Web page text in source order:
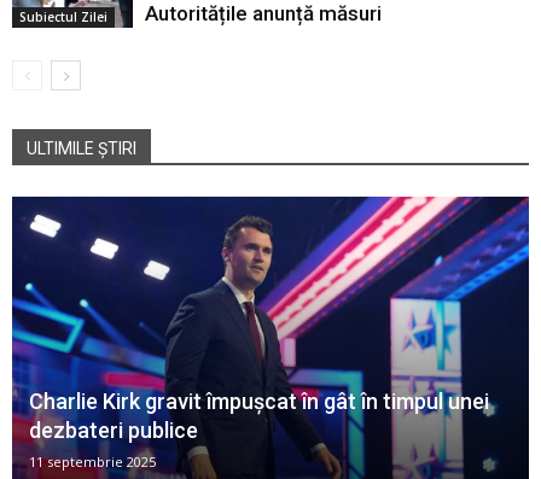
Subiectul Zilei
Autoritățile anunță măsuri
ULTIMILE ȘTIRI
Charlie Kirk gravit împușcat în gât în timpul unei
dezbateri publice
11 septembrie 2025